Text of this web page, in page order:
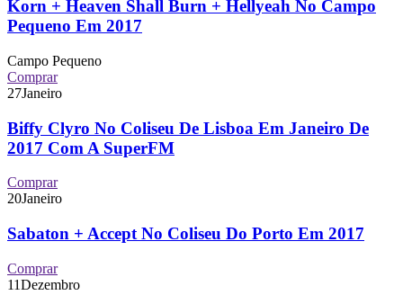
Korn + Heaven Shall Burn + Hellyeah No Campo
Pequeno Em 2017
Campo Pequeno
Comprar
27Janeiro
Biffy Clyro No Coliseu De Lisboa Em Janeiro De
2017 Com A SuperFM
Comprar
20Janeiro
Sabaton + Accept No Coliseu Do Porto Em 2017
Comprar
11Dezembro